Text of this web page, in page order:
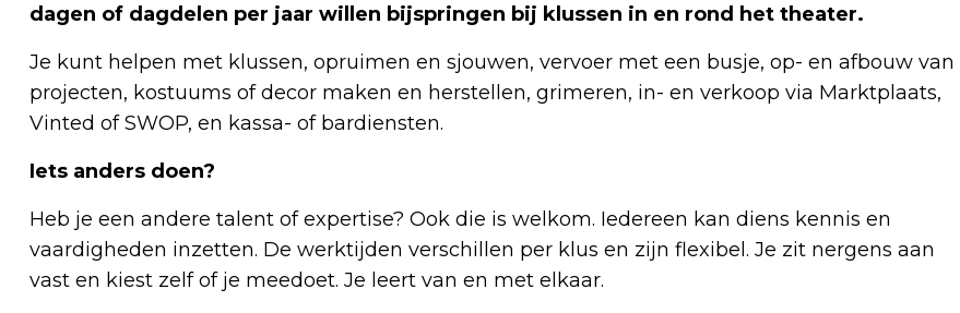
dagen of dagdelen per jaar willen bijspringen bij klussen in en rond het theater.
Je kunt helpen met klussen, opruimen en sjouwen, vervoer met een busje, op- en afbouw van
projecten, kostuums of decor maken en herstellen, grimeren, in- en verkoop via Marktplaats,
Vinted of SWOP, en kassa- of bardiensten.
Iets anders doen?
Heb je een andere talent of expertise? Ook die is welkom. Iedereen kan diens kennis en
vaardigheden inzetten. De werktijden verschillen per klus en zijn flexibel. Je zit nergens aan
vast en kiest zelf of je meedoet. Je leert van en met elkaar.